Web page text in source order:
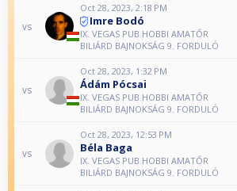
vs
Oct 28, 2023, 2:18 PM
Imre Bodó
IX. VEGAS PUB HOBBI AMATŐR
BILIÁRD BAJNOKSÁG 9. FORDULÓ
vs
Oct 28, 2023, 1:32 PM
Ádám Pócsai
IX. VEGAS PUB HOBBI AMATŐR
BILIÁRD BAJNOKSÁG 9. FORDULÓ
vs
Oct 28, 2023, 12:53 PM
Béla Baga
IX. VEGAS PUB HOBBI AMATŐR
BILIÁRD BAJNOKSÁG 9. FORDULÓ